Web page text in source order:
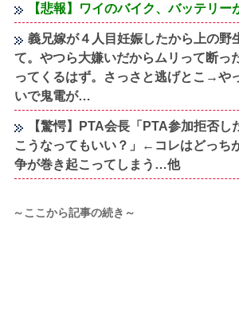
【悲報】ワイのバイク、バッテリー
義兄嫁が４人目妊娠したから上の野
て。やつら大嫌いだからムリって断っ
ってくるはず。さっさと逃げとこ→や
いで鬼電が…
【驚愕】PTA会長「PTA参加拒否し
こうなってもいい？」←コレはどっち
争が巻き起こってしまう…他
～ここから記事の続き～